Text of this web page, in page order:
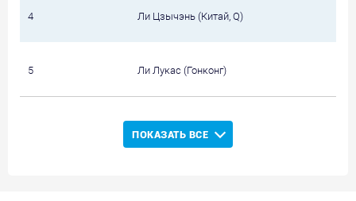
4 Ли Цзычэнь (Китай, Q)
5 Ли Лукас (Гонконг)
ПОКАЗАТЬ ВСЕ